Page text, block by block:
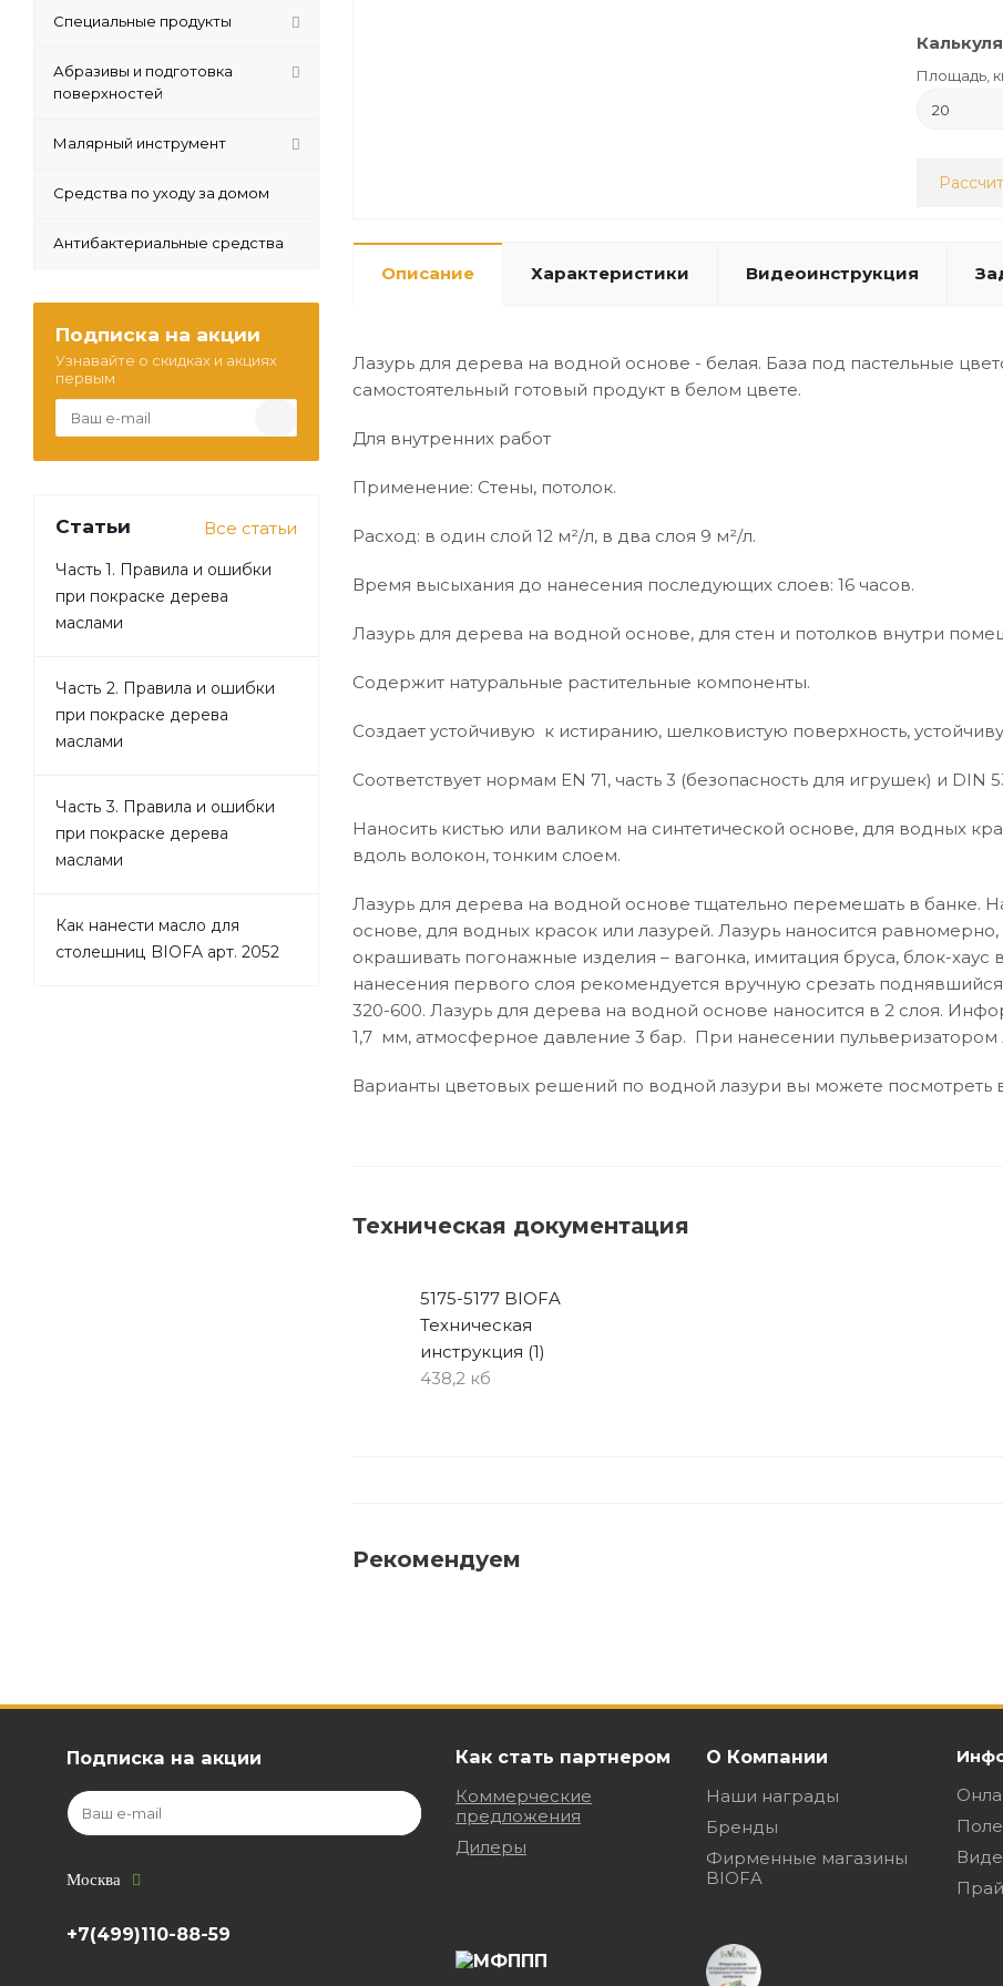
Площадь,
Описание Характеристики Видеоинструкция
Лазурь для дерева на водной основе - белая. База под пастельные
самостоятельный готовый продукт в белом цвете.
Для внутренних работ
Применение: Стены, потолок.
Расход: в один слой 12 м²/л, в два слоя 9 м²/л.
Время высыхания до нанесения последующих слоев: 16 часов.
Лазурь для дерева на водной основе, для стен и потолков внутри
Содержит натуральные растительные компоненты.
Создает устойчивую к истиранию, шелковистую поверхность,
Соответствует нормам EN 71, часть 3 (безопасность для игрушек) и DIN
Наносить кистью или валиком на синтетической основе, для водных
вдоль волокон, тонким слоем.
Лазурь для дерева на водной основе тщательно перемешать в банке.
основе, для водных красок или лазурей. Лазурь наносится
окрашивать погонажные изделия – вагонка, имитация бруса, блок-
нанесения первого слоя рекомендуется вручную срезать
320-600. Лазурь для дерева на водной основе наносится в 2 слоя.
1,7 мм, атмосферное давление 3 бар. При нанесении пульверизатором
Варианты цветовых решений по водной лазури вы можете посмотреть
Техническая документация
5175-5177 BIOFA
Техническая
инструкция (1)
438,2 кб
Рекомендуем
Специальные продукты
Абразивы и подготовка
поверхностей
Малярный инструмент
Средства по уходу за домом
Антибактериальные средства
Подписка на акции
Узнавайте о скидках и акциях
первым
Статьи Все статьи
Часть 1. Правила и ошибки
при покраске дерева
маслами
Часть 2. Правила и ошибки
при покраске дерева
маслами
Часть 3. Правила и ошибки
при покраске дерева
маслами
Как нанести масло для
столешниц BIOFA арт. 2052
Подписка на акции
Москва
+7(499)110-88-59
Как стать партнером
Коммерческие
предложения
Дилеры
О Компании
Наши награды
Бренды
Фирменные магазины
BIOFA